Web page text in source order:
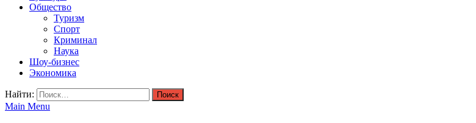
Общество
Туризм
Спорт
Криминал
Наука
Шоу-бизнес
Экономика
Найти:
Main Menu